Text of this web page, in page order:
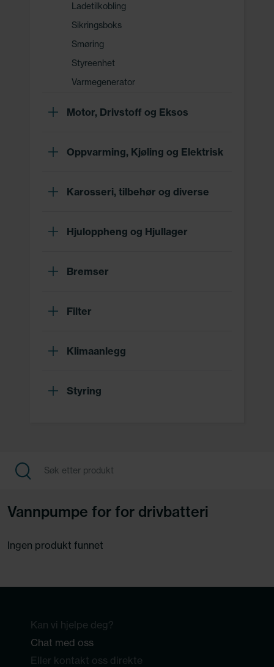
Ladetilkobling
Sikringsboks
Smøring
Styreenhet
Varmegenerator
Motor, Drivstoff og Eksos
Oppvarming, Kjøling og Elektrisk
Karosseri, tilbehør og diverse
Hjuloppheng og Hjullager
Bremser
Filter
Klimaanlegg
Styring
Vannpumpe for for drivbatteri
Ingen produkt funnet
Kan vi hjelpe deg?
Chat med oss
Eller kontakt oss direkte